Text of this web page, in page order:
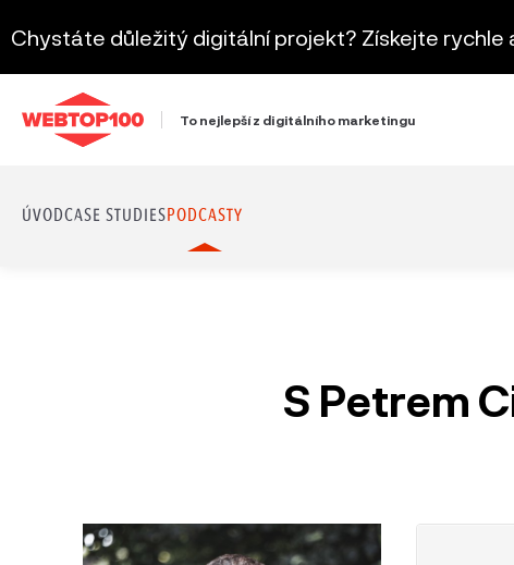
Chystáte důležitý digitální projekt? Získejte rychle
To nejlepší z digitálního marketingu
ÚVODCASE STUDIESPODCASTY
S Petrem